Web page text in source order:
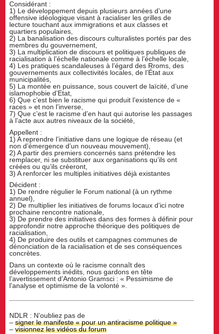
Considérant :
1) Le développement depuis plusieurs années d’une
offensive idéologique visant à racialiser les grilles de
lecture touchant aux immigrations et aux classes et
quartiers populaires,
2) La banalisation des discours culturalistes portés par des
membres du gouvernement,
3) La multiplication de discours et politiques publiques de
racialisation à l’échelle nationale comme à l’échelle locale,
4) Les pratiques scandaleuses à l’égard des Rroms, des
gouvernements aux collectivités locales, de l’État aux
municipalités,
5) La montée en puissance, sous couvert de laïcité, d’une
islamophobie d’Etat,
6) Que c’est bien le racisme qui produit l’existence de «
races » et non l’inverse,
7) Que c’est le racisme d’en haut qui autorise les passages
à l’acte aux autres niveaux de la société,
Appellent :
1) A reprendre l’initiative dans une logique de réseau (et
non d’émergence d’un nouveau mouvement),
2) A partir des premiers concernés sans prétendre les
remplacer, ni se substituer aux organisations qu’ils ont
créées ou qu’ils créeront,
3) A renforcer les multiples initiatives déjà existantes
Décident :
1) De rendre régulier le Forum national (à un rythme
annuel),
2) De multiplier les initiatives de forums locaux d’ici notre
prochaine rencontre nationale,
3) De prendre des initiatives dans des formes à définir pour
approfondir notre approche théorique des politiques de
racialisation,
4) De produire des outils et campagnes communes de
dénonciation de la racialisation et de ses conséquences
concrètes.
Dans un contexte où le racisme connaît des
développements inédits, nous gardons en tête
l’avertissement d’Antonio Gramsci : « Pessimisme de
l’analyse et optimisme de la volonté ».
NDLR : N’oubliez pas de
–signer le manifeste « pour un antiracisme politique »
–visionnez les vidéos du forum